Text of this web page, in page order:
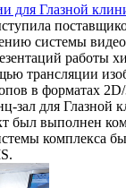
для Глазной
системы
работы
трансляции
в форматах 2D/
зал для Глазной
был выполнен
комплекса